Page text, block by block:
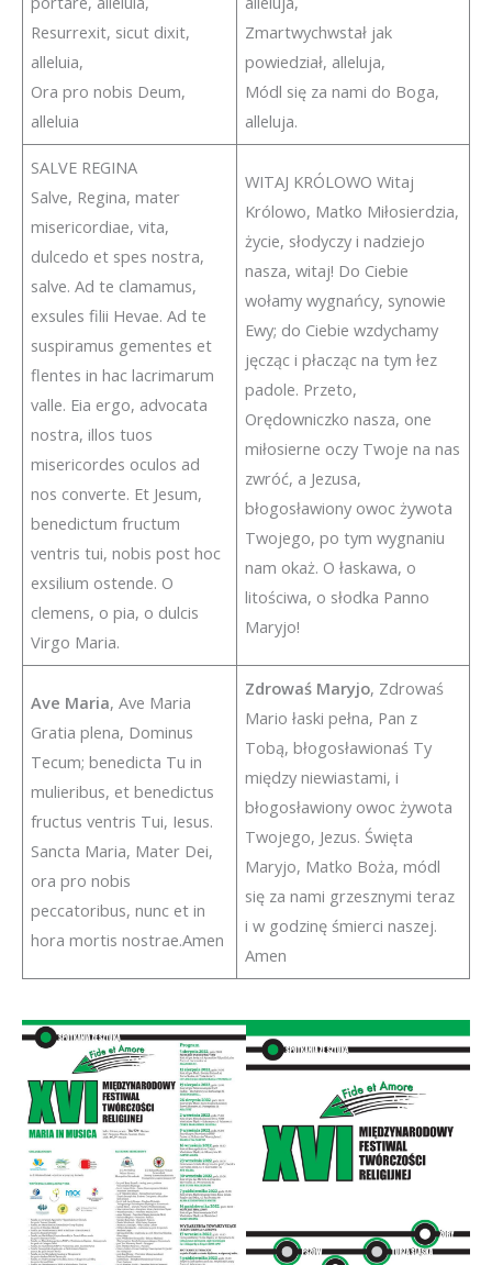
Resurrexit, sicut dixit,
alleluia,
Ora pro nobis Deum,
alleluia
Zmartwychwstał jak
powiedział, alleluja,
Módl się za nami do Boga,
alleluja.
SALVE REGINA
Salve, Regina, mater
misericordiae, vita,
dulcedo et spes nostra,
salve. Ad te clamamus,
exsules filii Hevae. Ad te
suspiramus gementes et
flentes in hac lacrimarum
valle. Eia ergo, advocata
nostra, illos tuos
misericordes oculos ad
nos converte. Et Jesum,
benedictum fructum
ventris tui, nobis post hoc
exsilium ostende. O
clemens, o pia, o dulcis
Virgo Maria.
WITAJ KRÓLOWO Witaj
Królowo, Matko Miłosierdzia,
życie, słodyczy i nadziejo
nasza, witaj! Do Ciebie
wołamy wygnańcy, synowie
Ewy; do Ciebie wzdychamy
jęcząc i płacząc na tym łez
padole. Przeto,
Orędowniczko nasza, one
miłosierne oczy Twoje na nas
zwróć, a Jezusa,
błogosławiony owoc żywota
Twojego, po tym wygnaniu
nam okaż. O łaskawa, o
litościwa, o słodka Panno
Maryjo!
Ave Maria, Ave Maria
Gratia plena, Dominus
Tecum; benedicta Tu in
mulieribus, et benedictus
fructus ventris Tui, Iesus.
Sancta Maria, Mater Dei,
ora pro nobis
peccatoribus, nunc et in
hora mortis nostrae.Amen
Zdrowaś Maryjo, Zdrowaś
Mario łaski pełna, Pan z
Tobą, błogosławionaś Ty
między niewiastami, i
błogosławiony owoc żywota
Twojego, Jezus. Święta
Maryjo, Matko Boża, módl
się za nami grzesznymi teraz
i w godzinę śmierci naszej.
Amen